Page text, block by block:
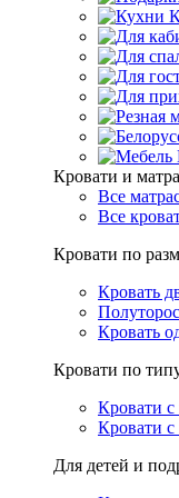
Кровати и
Все
Все
Кровати по
Кровать
Кровать
Кровати по
Кровати
Кровати с
Для детей и